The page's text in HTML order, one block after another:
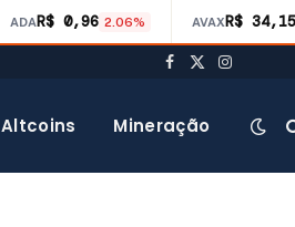
ADAR$ 0,96 2.06% AVAXR$ 34,15
Facebook
X
Altcoins Mineração